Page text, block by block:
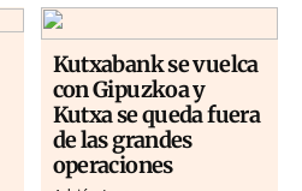
Kutxabank se vuelca
con Gipuzkoa y
Kutxa se queda fuera
de las grandes
operaciones